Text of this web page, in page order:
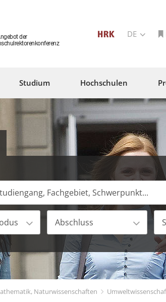
der
Studium Hochschulen
DE
Abschluss
Naturwissenschaften